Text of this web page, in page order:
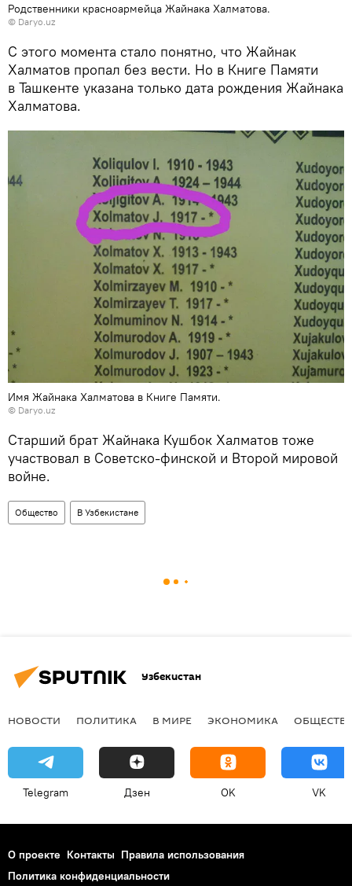
Родственники красноармейца Жайнака Халматова.
© Daryo.uz
С этого момента стало понятно, что Жайнак
Халматов пропал без вести. Но в Книге Памяти
в Ташкенте указана только дата рождения Жайнака
Халматова.
Имя Жайнака Халматова в Книге Памяти.
© Daryo.uz
Старший брат Жайнака Кушбок Халматов тоже
участвовал в Советско-финской и Второй мировой
войне.
Общество В Узбекистане
Узбекистан
НОВОСТИ ПОЛИТИКА В МИРЕ ЭКОНОМИКА
Telegram Дзен OK VK
О проекте Контакты Правила использования
Политика конфиденциальности